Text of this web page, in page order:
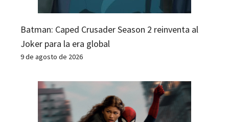
Batman: Caped Crusader Season 2 reinventa al
Joker para la era global
9 de agosto de 2026